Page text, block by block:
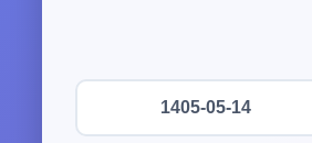
1405-05-14